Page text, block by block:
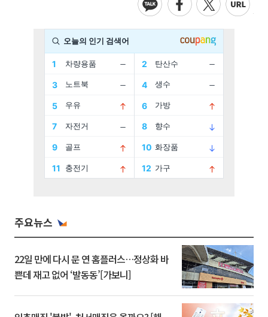
주요뉴스
22일 만에 다시 문 연 홈플러스…정상화 바
쁜데 재고 없어 ‘발동동’[가보니]